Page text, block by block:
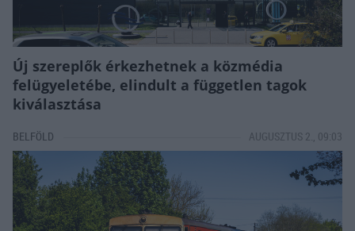
Új szereplők érkezhetnek a közmédia
felügyeletébe, elindult a független tagok
kiválasztása
BELFÖLD AUGUSZTUS 2., 09:03